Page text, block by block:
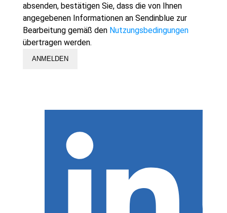
absenden, bestätigen Sie, dass die von Ihnen
angegebenen Informationen an Sendinblue zur
Bearbeitung gemäß den Nutzungsbedingungen
übertragen werden.
ANMELDEN